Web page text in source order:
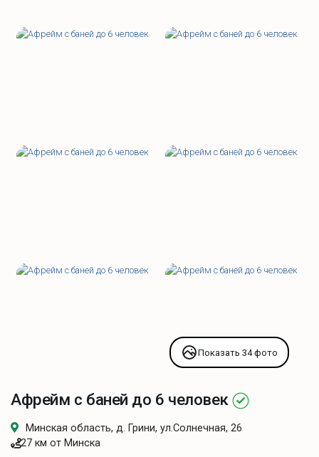
Показать 34 фото
Афрейм с баней до 6 человек
Минская область, д. Грини, ул.Солнечная, 26
27 км от Минска